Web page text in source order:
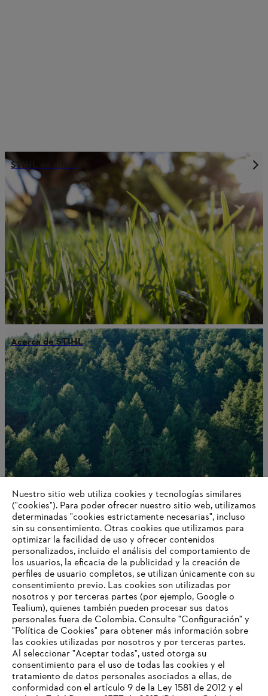
STIHL en cifras
Acerca de STIHL
Innovación
Información para proveedores
Productos
Contacto
Carrera profesional
Sistema de denuncia de irregularidades
Nuestro sitio web utiliza cookies y tecnologías similares
("cookies"). Para poder ofrecer nuestro sitio web, utilizamos
determinadas "cookies estrictamente necesarias", incluso
sin su consentimiento. Otras cookies que utilizamos para
optimizar la facilidad de uso y ofrecer contenidos
personalizados, incluido el análisis del comportamiento de
los usuarios, la eficacia de la publicidad y la creación de
perfiles de usuario completos, se utilizan únicamente con su
consentimiento previo. Las cookies son utilizadas por
nosotros y por terceras partes (por ejemplo, Google o
Tealium), quienes también pueden procesar sus datos
personales fuera de Colombia. Consulte "Configuración" y
"Política de Cookies" para obtener más información sobre
las cookies utilizadas por nosotros y por terceras partes.
Al seleccionar "Aceptar todas", usted otorga su
consentimiento para el uso de todas las cookies y el
tratamiento de datos personales asociados a ellas, de
conformidad con el artículo 9 de la Ley 1581 de 2012 y el